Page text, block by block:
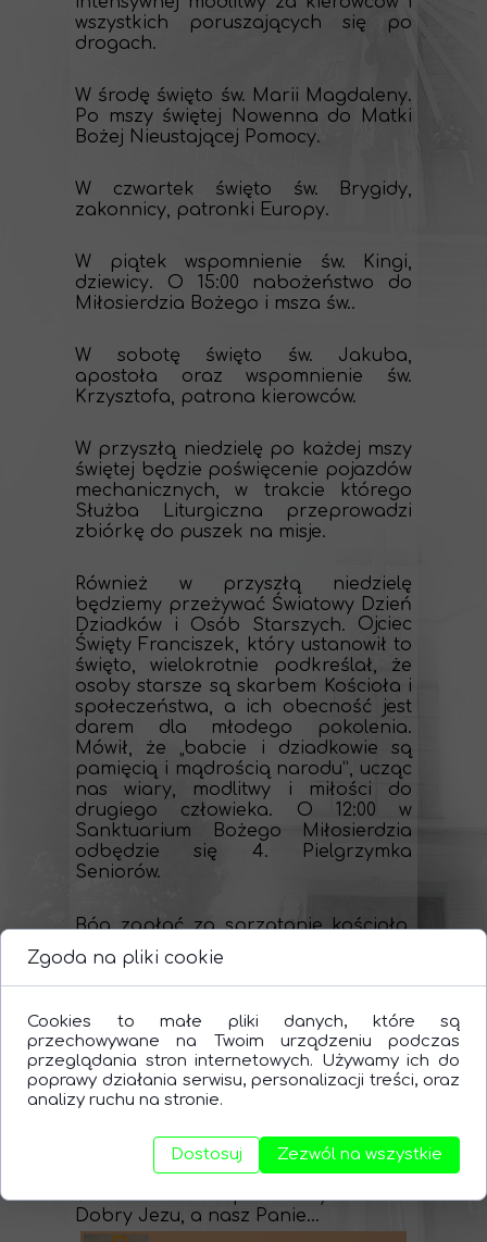
wszystkich poruszających się po
drogach.
W środę święto św. Marii Magdaleny.
Po mszy świętej Nowenna do Matki
Bożej Nieustającej Pomocy.
W czwartek święto św. Brygidy,
zakonnicy, patronki Europy.
W piątek wspomnienie św. Kingi,
dziewicy. O 15:00 nabożeństwo do
Miłosierdzia Bożego i msza św..
W sobotę święto św. Jakuba,
apostoła oraz wspomnienie św.
Krzysztofa, patrona kierowców.
W przyszłą niedzielę po każdej mszy
świętej będzie poświęcenie pojazdów
mechanicznych, w trakcie którego
Służba Liturgiczna przeprowadzi
zbiórkę do puszek na misje.
Również w przyszłą niedzielę
będziemy przeżywać Światowy Dzień
Dziadków i Osób Starszych. Ojciec
Święty Franciszek, który ustanowił to
święto, wielokrotnie podkreślał, że
osoby starsze są skarbem Kościoła i
społeczeństwa, a ich obecność jest
darem dla młodego pokolenia.
Mówił, że „babcie i dziadkowie są
pamięcią i mądrością narodu”, ucząc
nas wiary, modlitwy i miłości do
drugiego człowieka. O 12:00 w
Sanktuarium Bożego Miłosierdzia
odbędzie się 4. Pielgrzymka
Seniorów.
Bóg zapłać za sprzątanie kościoła.
Teraz proszę rodziny: Kruk, Czepiec
oraz 2 rodziny Jarosz.
Przed dwoma tygodniami zebrano
7243 zł na renowację naszej świątyni.
Składam serdeczne Bóg zapłać
wszystkim ofiarodawcom za złożone
do tej pory dary serca.
W minionym tygodniu były pogrzeby
śp. Karoliny Witek, śp. Kazimierza
Ścibora oraz śp. Józefy Korbut.
Dobry Jezu, a nasz Panie…
Zgoda na pliki cookie
Cookies to małe pliki danych, które są
przechowywane na Twoim urządzeniu podczas
przeglądania stron internetowych. Używamy ich do
poprawy działania serwisu, personalizacji treści, oraz
analizy ruchu na stronie.
Dostosuj Zezwól na wszystkie